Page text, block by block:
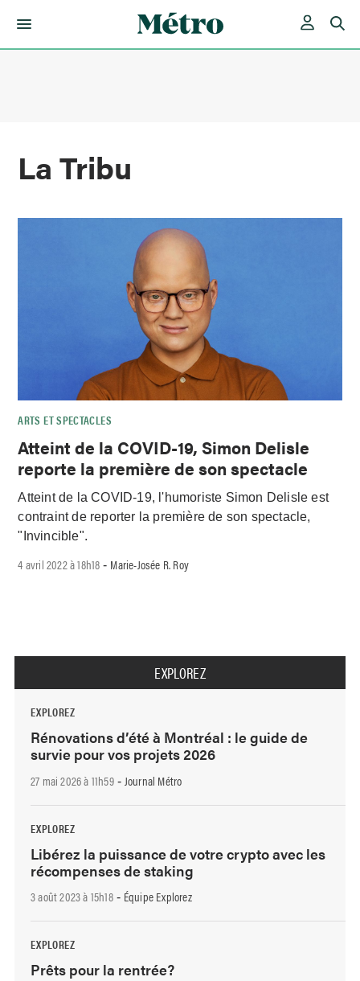
La Tribu
ARTS ET SPECTACLES
Atteint de la COVID-19, Simon Delisle
reporte la première de son spectacle
Atteint de la COVID-19, l'humoriste Simon Delisle est
contraint de reporter la première de son spectacle,
"Invincible".
4 avril 2022 à 18h18 - Marie-Josée R. Roy
EXPLOREZ
EXPLOREZ
Rénovations d’été à Montréal : le guide de
survie pour vos projets 2026
27 mai 2026 à 11h59- Journal Métro
EXPLOREZ
Libérez la puissance de votre crypto avec les
récompenses de staking
3 août 2023 à 15h18- Équipe Explorez
EXPLOREZ
Prêts pour la rentrée?